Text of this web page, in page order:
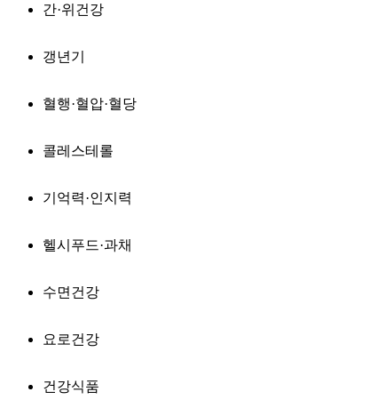
간·위건강
갱년기
혈행·혈압·혈당
콜레스테롤
기억력·인지력
헬시푸드·과채
수면건강
요로건강
건강식품